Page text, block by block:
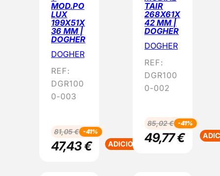
R
O
M
O
Ç
MOD.PO
LUX
199X51X
36 MM |
DOGHER
DOGHER
REF:
DGR100
0-003
81,05€ -41%
47,43€ ADICIONAR
O
M
Ç
O
TAIR
268X61X
42 MM |
DOGHER
DOGHER
REF:
DGR100
0-002
85,02€ -41%
49,77€